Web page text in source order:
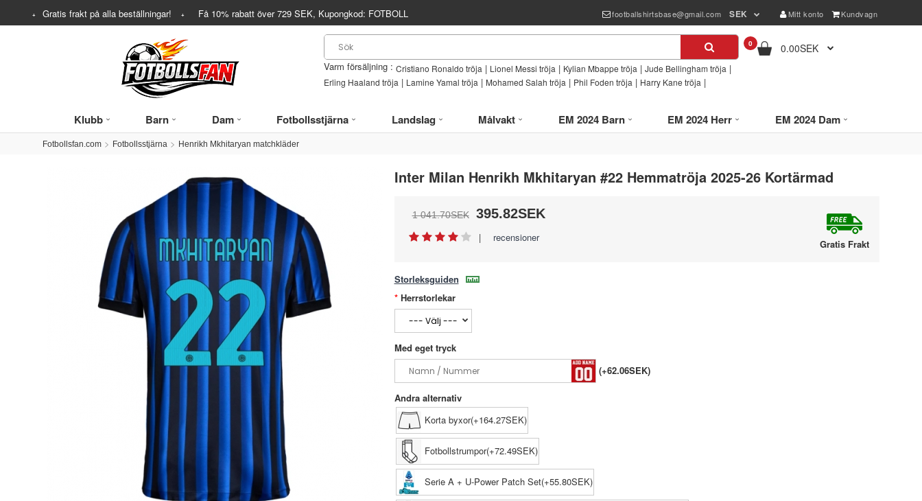
Gratis frakt på alla beställningar! Få 10% rabatt över729 SEK, Kupongkod: FOTBOLL footballshirtsbase@gmail.com SEK Mitt konto Kundvagn
Varm försäljning : Cristiano Ronaldo tröja | Lionel Messi tröja | Kylian Mbappe tröja | Jude Bellingham tröja |
Erling Haaland tröja | Lamine Yamal tröja | Mohamed Salah tröja | Phil Foden tröja | Harry Kane tröja |
0 0.00SEK
Klubb Barn Dam Fotbollsstjärna Landslag Målvakt EM 2024 Barn EM 2024 Herr EM 2024 Dam
Fotbollsfan.com Fotbollsstjärna Henrikh Mkhitaryan matchkläder
Inter Milan Henrikh Mkhitaryan #22 Hemmatröja 2025-26 Kortärmad
1 041.70SEK 395.82SEK
| recensioner
Gratis Frakt
Storleksguiden
Herrstorlekar
Med eget tryck
(+62.06SEK)
Andra alternativ
Korta byxor(+164.27SEK)
Fotbollstrumpor(+72.49SEK)
Serie A + U-Power Patch Set(+55.80SEK)